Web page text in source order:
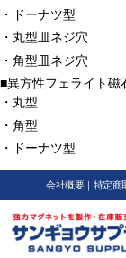
・ドーナツ型
・丸型皿ネジ穴
・角型皿ネジ穴
■異方性フェライト磁
・丸型
・角型
・ドーナツ型
会社概要｜ 特定商